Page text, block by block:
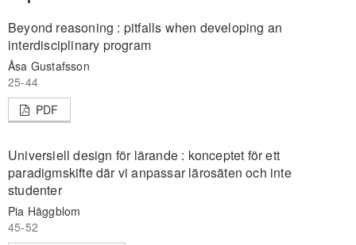
Beyond reasoning : pitfalls when developing an
interdisciplinary program
Åsa Gustafsson
25-44
PDF
Universiell design för lärande : konceptet för ett
paradigmskifte där vi anpassar lärosäten och inte
studenter
Pia Häggblom
45-52